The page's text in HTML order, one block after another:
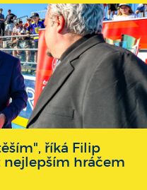
říká Filip
nejlepším hráčem